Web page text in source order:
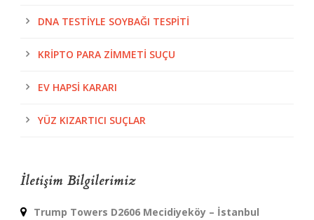
DNA TESTIYLE SOYBAĞI TESPITI
KRIPTO PARA ZIMMETI SUÇU
EV HAPSI KARARI
YÜZ KIZARTICI SUÇLAR
İletişim Bilgilerimiz
Trump Towers D2606 Mecidiyeköy – İstanbul